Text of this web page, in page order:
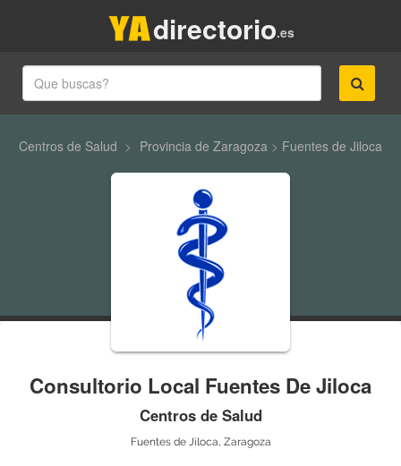
.es
directorio
Centros de Salud > Provincia de Zaragoza > Fuentes de Jiloca
Consultorio Local Fuentes De Jiloca
Centros de Salud
Fuentes de Jiloca, Zaragoza